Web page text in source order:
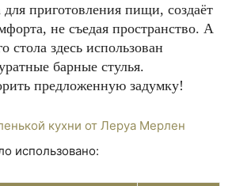
для приготовления пищи, создаёт
не съедая пространство. А
стола здесь использован
барные стулья.
предложенную задумку!
использовано: